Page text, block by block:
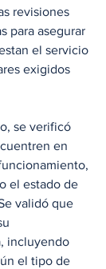
revisiones
para asegurar
el servicio
exigidos
se verificó
en
el estado de
validó que
incluyendo
el tipo de